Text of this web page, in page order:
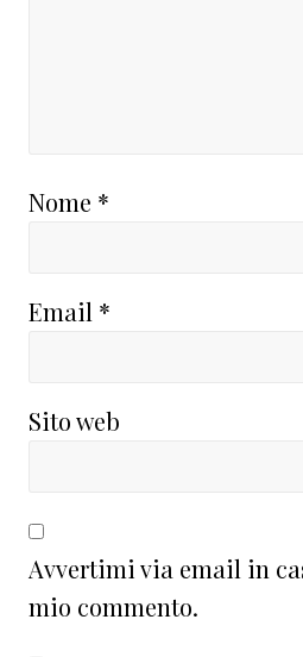
Nome *
Email *
Sito web
Avvertimi via email in
mio commento.